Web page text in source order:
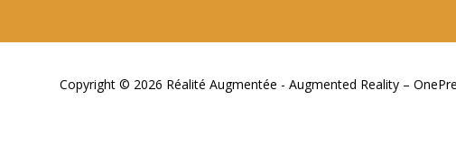
Copyright © 2026 Réalité Augmentée - Augmented Reality –